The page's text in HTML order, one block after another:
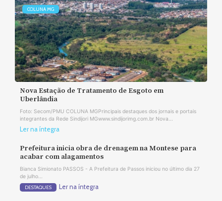
COLUNA MG
Nova Estação de Tratamento de Esgoto em
Uberlândia
Foto: Secom/PMU COLUNA MGPrincipais destaques dos jornais e portais
integrantes da Rede Sindijori MGwww.sindijorimg.com.br Nova...
Ler na íntegra
Prefeitura inicia obra de drenagem na Montese para
acabar com alagamentos
Bianca Simionato PASSOS - A Prefeitura de Passos iniciou no último dia 27
de julho...
DESTAQUES Ler na íntegra